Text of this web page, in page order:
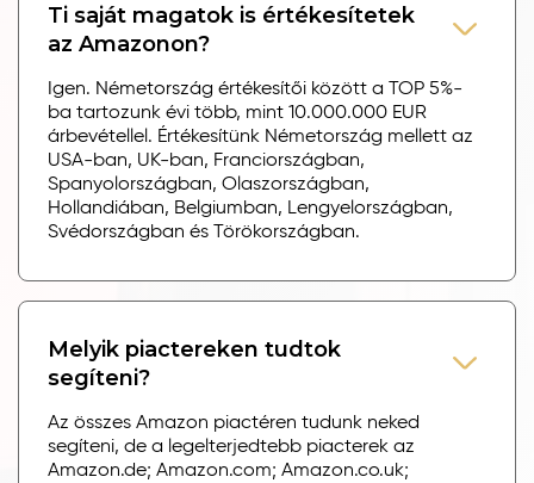
Ti saját magatok is értékesítetek
az Amazonon?
Igen. Németország értékesítői között a TOP 5%-
ba tartozunk évi több, mint 10.000.000 EUR
árbevétellel. Értékesítünk Németország mellett az
USA-ban, UK-ban, Franciországban,
Spanyolországban, Olaszországban,
Hollandiában, Belgiumban, Lengyelországban,
Svédországban és Törökországban.
Melyik piactereken tudtok
segíteni?
Az összes Amazon piactéren tudunk neked
segíteni, de a legelterjedtebb piacterek az
Amazon.de; Amazon.com; Amazon.co.uk;